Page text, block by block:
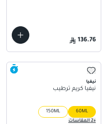
136.76
نيفيا
نيفيا كريم ترطيب
60ML
150ML
+
2 المقاسات